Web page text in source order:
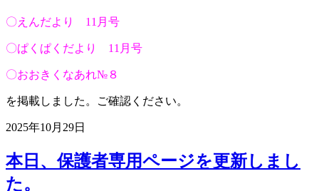
〇えんだより 11月号
〇ぱくぱくだより 11月号
〇おおきくなあれ№８
を掲載しました。ご確認ください。
2025年10月29日
本日、保護者専用ページを更新しまし
た。